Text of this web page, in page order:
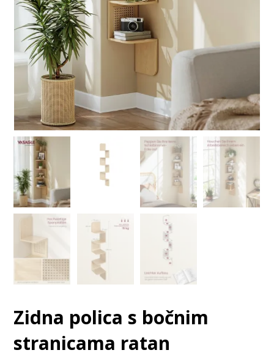
Zidna polica s bočnim
stranicama ratan